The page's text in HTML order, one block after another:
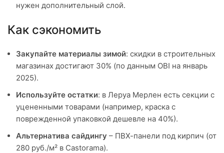
нужен дополнительный слой.
Как сэкономить
Закупайте материалы зимой: скидки в строительных
магазинах достигают 30% (по данным OBI на январь
2025).
Используйте остатки: в Леруа Мерлен есть секции с
уцененными товарами (например, краска с
поврежденной упаковкой дешевле на 40%).
Альтернатива сайдингу – ПВХ-панели под кирпич (от
280 руб./м² в Castorama).